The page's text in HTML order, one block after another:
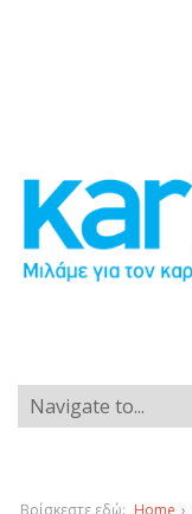
Βρίσκεστε εδώ: Home ›